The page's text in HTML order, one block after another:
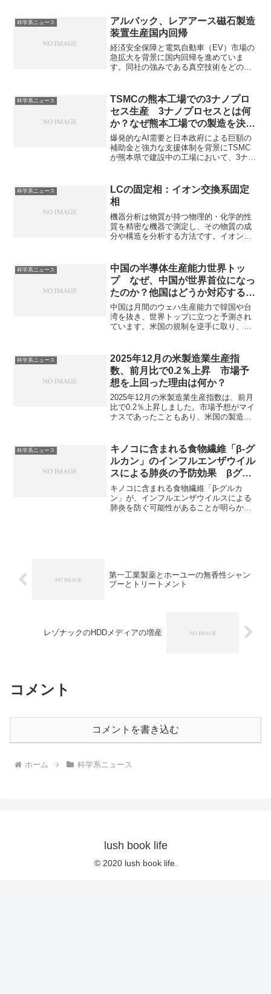
科学系ニュース
アルバック、レアアース磁石製造
装置生産国内回帰
経済安全保障と電気自動車（EV）市場の
急拡大を背景に国内回帰を進めていま
す。同社の強みである真空技術をどのよ
科学系ニュース
TSMCの熊本工場での3ナノプロ
セス生産 3ナノプロセスとは何
か？なぜ熊本工場での製造を決め
たのか？
爆発的なAI需要と日本政府による巨額の
補助金と強力な支援体制を背景にTSMC
が熊本県で建設中の工場において、3ナノ
やその製造における課題はなにか知るこ
とができます。
科学系ニュース
LCの固定相：イオン交換系固定
相
機器分析は物質が持つ物理的・化学的性
質を精密な機器で測定し、その物質の成
分や構造を分析する方法です。イオン交
する固定相です。どのような種類がある
のかや担体の使い分け方を知ることがで
きます。
科学系ニュース
中国の半導体生産能力世界トッ
プ なぜ、中国が世界首位になっ
たのか？他国はどうか対応するの
か？
中国は月間のウェハ生産能力で韓国や台
湾を抜き、世界トップに立つと予測され
ています。米国の規制を逆手に取り、国
に建てたのかや他国の対応を知ることが
できます。
科学系ニュース
2025年12月の米製造業生産指
数、前月比で0.2％上昇 市場予
想を上回った理由は何か？
2025年12月の米製造業生産指数は、前月
比で0.2％上昇しました。市場予想がマイ
ナスであったこともあり、米国の製造業
のかや今後の見通しを知ることができま
す。
科学系ニュース
キノコに含まれる食物繊維「β-グ
ルカン」のインフルエンザウイル
スによる肺炎の予防効果 βグル
カンとは何か？なぜ、インフルエ
ンザに効果があるのか？
キノコに含まれる食物繊維「β-グルカ
ン」が、インフルエンザウイルスによる
肺炎を防ぐ可能性があることが明らかに
第一工業製薬とホーユーの無香性シャン
プーとトリートメント
レゾナックのHDDメディアの増産
コメント
コメントを書き込む
ホーム 科学系ニュース
lush book life
© 2020 lush book life.